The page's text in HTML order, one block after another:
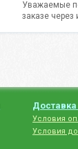
Уважаемые
заказе через
Доставка
Условия
Условия